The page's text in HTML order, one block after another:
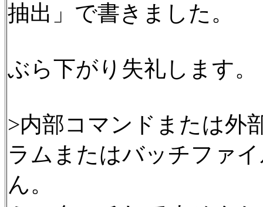
抽出」で書きました。
ぶら下がり失礼します。
>内部コマンドまたは外
ラムまたはバッチファ
ん。